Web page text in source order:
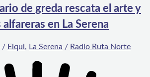
de greda rescata el arte y
en La Serena
/ Elqui, La Serena / Radio Ruta Norte